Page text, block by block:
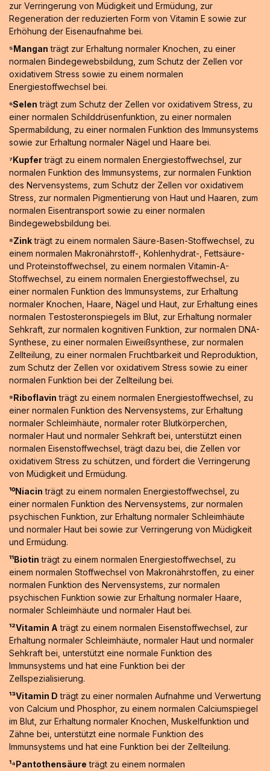
zur Verringerung von Müdigkeit und Ermüdung, zur
Regeneration der reduzierten Form von Vitamin E sowie zur
Erhöhung der Eisenaufnahme bei.
⁵Mangan trägt zur Erhaltung normaler Knochen, zu einer
normalen Bindegewebsbildung, zum Schutz der Zellen vor
oxidativem Stress sowie zu einem normalen
Energiestoffwechsel bei.
⁶Selen trägt zum Schutz der Zellen vor oxidativem Stress, zu
einer normalen Schilddrüsenfunktion, zu einer normalen
Spermabildung, zu einer normalen Funktion des Immunsystems
sowie zur Erhaltung normaler Nägel und Haare bei.
⁷Kupferträgt zu einem normalen Energiestoffwechsel, zur
normalen Funktion des Immunsystems, zur normalen Funktion
des Nervensystems, zum Schutz der Zellen vor oxidativem
Stress, zur normalen Pigmentierung von Haut und Haaren, zum
normalen Eisentransport sowie zu einer normalen
Bindegewebsbildung bei.
⁸Zinkträgt zu einem normalen Säure-Basen-Stoffwechsel, zu
einem normalen Makronährstoff-, Kohlenhydrat-, Fettsäure-
und Proteinstoffwechsel, zu einem normalen Vitamin-A-
Stoffwechsel, zu einem normalen Energiestoffwechsel, zu
einer normalen Funktion des Immunsystems, zur Erhaltung
normaler Knochen, Haare, Nägel und Haut, zur Erhaltung eines
normalen Testosteronspiegels im Blut, zur Erhaltung normaler
Sehkraft, zur normalen kognitiven Funktion, zur normalen DNA-
Synthese, zu einer normalen Eiweißsynthese, zur normalen
Zellteilung, zu einer normalen Fruchtbarkeit und Reproduktion,
zum Schutz der Zellen vor oxidativem Stress sowie zu einer
normalen Funktion bei der Zellteilung bei.
⁹Riboflavin trägt zu einem normalen Energiestoffwechsel, zu
einer normalen Funktion des Nervensystems, zur Erhaltung
normaler Schleimhäute, normaler roter Blutkörperchen,
normaler Haut und normaler Sehkraft bei, unterstützt einen
normalen Eisenstoffwechsel, trägt dazu bei, die Zellen vor
oxidativem Stress zu schützen, und fördert die Verringerung
von Müdigkeit und Ermüdung.
¹⁰Niacin trägt zu einem normalen Energiestoffwechsel, zu
einer normalen Funktion des Nervensystems, zur normalen
psychischen Funktion, zur Erhaltung normaler Schleimhäute
und normaler Haut bei sowie zur Verringerung von Müdigkeit
und Ermüdung.
¹¹Biotin trägt zu einem normalen Energiestoffwechsel, zu
einem normalen Stoffwechsel von Makronährstoffen, zu einer
normalen Funktion des Nervensystems, zur normalen
psychischen Funktion sowie zur Erhaltung normaler Haare,
normaler Schleimhäute und normaler Haut bei.
¹²Vitamin A trägt zu einem normalen Eisenstoffwechsel, zur
Erhaltung normaler Schleimhäute, normaler Haut und normaler
Sehkraft bei, unterstützt eine normale Funktion des
Immunsystems und hat eine Funktion bei der
Zellspezialisierung.
¹³Vitamin D trägt zu einer normalen Aufnahme und Verwertung
von Calcium und Phosphor, zu einem normalen Calciumspiegel
im Blut, zur Erhaltung normaler Knochen, Muskelfunktion und
Zähne bei, unterstützt eine normale Funktion des
Immunsystems und hat eine Funktion bei der Zellteilung.
¹⁴Pantothensäure trägt zu einem normalen